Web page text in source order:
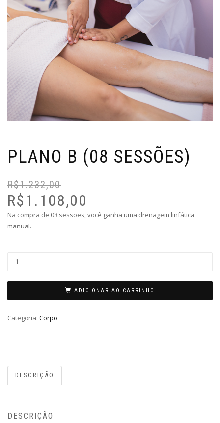
PLANO B (08 SESSÕES)
R$1.232,00
R$1.108,00
Na compra de 08 sessões, você ganha uma drenagem linfática
manual.
ADICIONAR AO CARRINHO
Categoria: Corpo
DESCRIÇÃO
DESCRIÇÃO